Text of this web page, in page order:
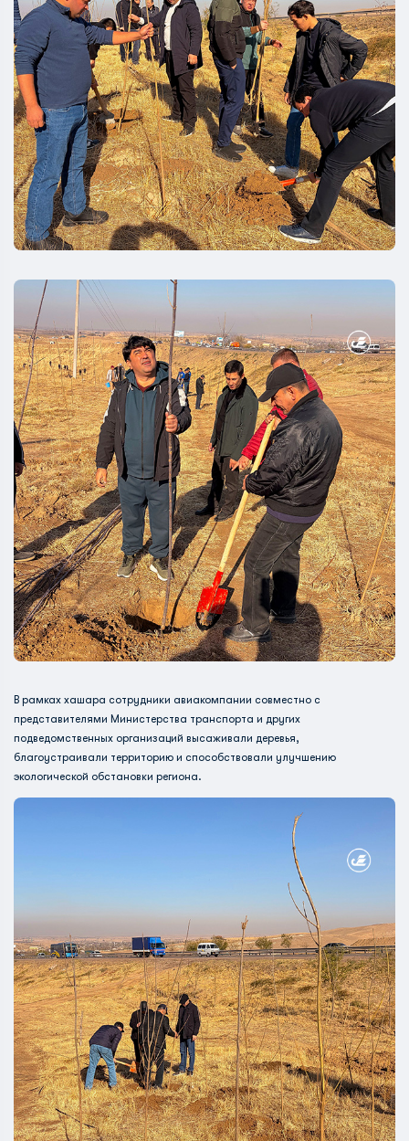
В рамках хашара сотрудники авиакомпании совместно с
представителями Министерства транспорта и других
подведомственных организаций высаживали деревья,
благоустраивали территорию и способствовали улучшению
экологической обстановки региона.